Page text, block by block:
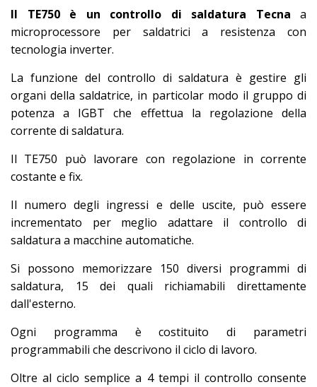
Il TE750 è un controllo di saldatura Tecna a
microprocessore per saldatrici a resistenza con
tecnologia inverter.
La funzione del controllo di saldatura è gestire gli
organi della saldatrice, in particolar modo il gruppo di
potenza a IGBT che effettua la regolazione della
corrente di saldatura.
Il TE750 può lavorare con regolazione in corrente
costante e fix.
Il numero degli ingressi e delle uscite, può essere
incrementato per meglio adattare il controllo di
saldatura a macchine automatiche.
Si possono memorizzare 150 diversi programmi di
saldatura, 15 dei quali richiamabili direttamente
dall'esterno.
Ogni programma è costituito di parametri
programmabili che descrivono il ciclo di lavoro.
Oltre al ciclo semplice a 4 tempi il controllo consente